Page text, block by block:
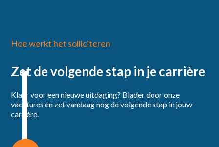
Hoe werkt het solliciteren
Zet de volgende stap in je carrière
Klaar voor een nieuwe uitdaging? Blader door onze
vacatures en zet vandaag nog de volgende stap in jouw
carrière.